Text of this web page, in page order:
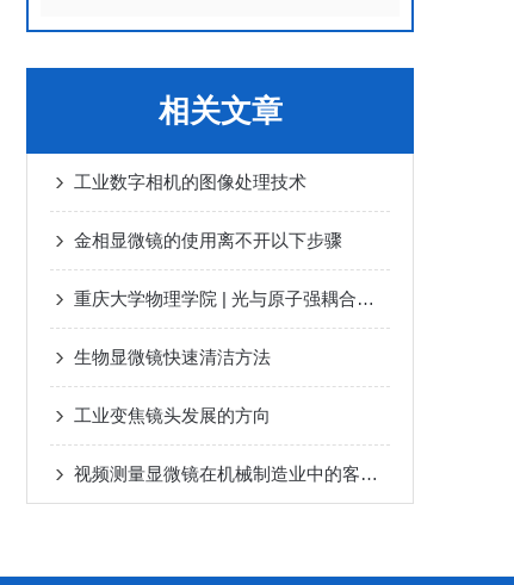
相关文章
工业数字相机的图像处理技术
金相显微镜的使用离不开以下步骤
重庆大学物理学院 | 光与原子强耦合系统的新奇量子相研究登PRL
生物显微镜快速清洁方法
工业变焦镜头发展的方向
视频测量显微镜在机械制造业中的客户满意度怎样？